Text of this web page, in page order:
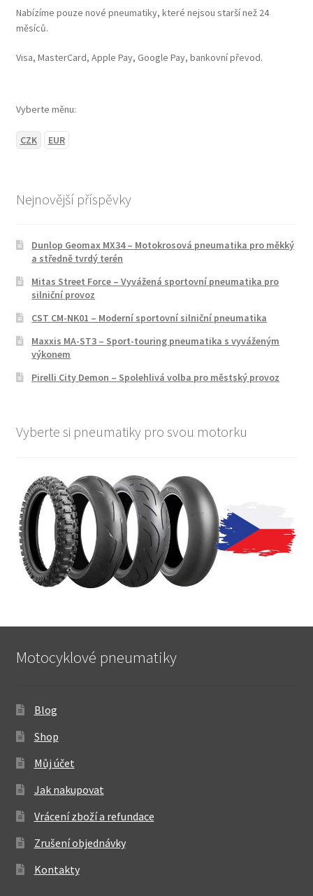
Nabízíme pouze nové pneumatiky, které nejsou starší než 24
měsíců.
Visa, MasterCard, Apple Pay, Google Pay, bankovní převod.
Vyberte měnu:
CZK EUR
Nejnovější příspěvky
Dunlop Geomax MX34 – Motokrosová pneumatika pro měkký
a středně tvrdý terén
Mitas Street Force – Vyvážená sportovní pneumatika pro
silniční provoz
CST CM-NK01 – Moderní sportovní silniční pneumatika
Maxxis MA-ST3 – Sport-touring pneumatika s vyváženým
výkonem
Pirelli City Demon – Spolehlivá volba pro městský provoz
Vyberte si pneumatiky pro svou motorku
Motocyklové pneumatiky
Blog
Shop
Můj účet
Jak nakupovat
Vrácení zboží a refundace
Zrušení objednávky
Kontakty